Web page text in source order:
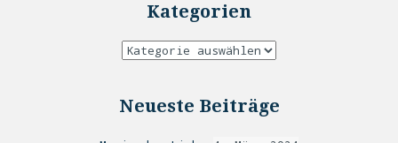
Kategorien
Neueste Beiträge